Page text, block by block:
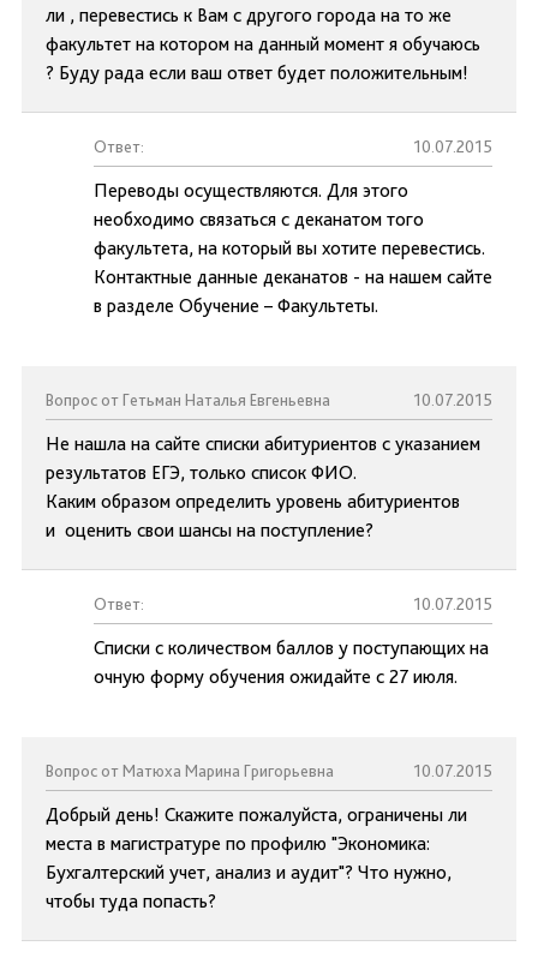
ли , перевестись к Вам с другого города на то же
факультет на котором на данный момент я обучаюсь
? Буду рада если ваш ответ будет положительным!
Ответ: 10.07.2015
Переводы осуществляются. Для этого
необходимо связаться с деканатом того
факультета, на который вы хотите перевестись.
Контактные данные деканатов - на нашем сайте
в разделе Обучение – Факультеты.
Вопрос от Гетьман Наталья Евгеньевна 10.07.2015
Не нашла на сайте списки абитуриентов с указанием
результатов ЕГЭ, только список ФИО.
Каким образом определить уровень абитуриентов
и оценить свои шансы на поступление?
Ответ: 10.07.2015
Списки с количеством баллов у поступающих на
очную форму обучения ожидайте с 27 июля.
Вопрос от Матюха Марина Григорьевна 10.07.2015
Добрый день! Скажите пожалуйста, ограничены ли
места в магистратуре по профилю "Экономика:
Бухгалтерский учет, анализ и аудит"? Что нужно,
чтобы туда попасть?